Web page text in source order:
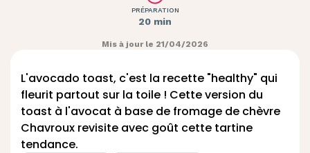
PRÉPARATION
20 min
Mis à jour le 21/04/2026
L'avocado toast, c'est la recette "healthy" qui
fleurit partout sur la toile ! Cette version du
toast à l'avocat à base de fromage de chèvre
Chavroux revisite avec goût cette tartine
tendance.